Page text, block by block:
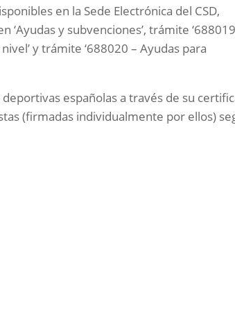
en la Sede Electrónica del CSD,
y subvenciones’, trámite
y trámite ‘688020 – Ayudas para
españolas a través de su
(firmadas individualmente por ellos)